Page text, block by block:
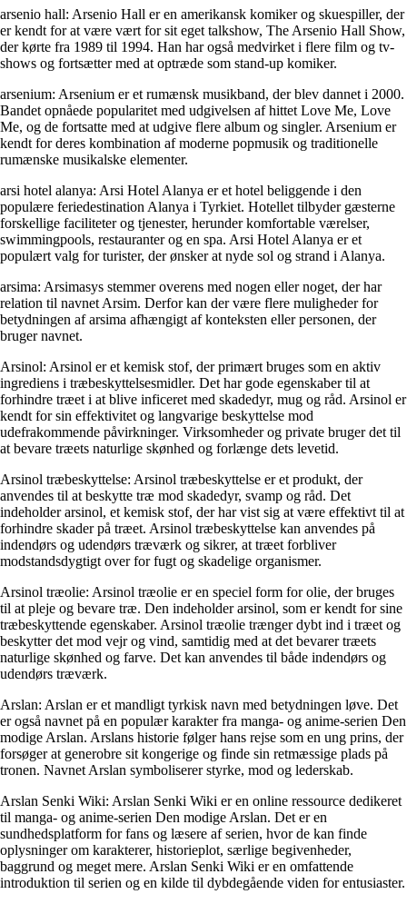
arsenio hall: Arsenio Hall er en amerikansk komiker og skuespiller, der
er kendt for at være vært for sit eget talkshow, The Arsenio Hall Show,
der kørte fra 1989 til 1994. Han har også medvirket i flere film og tv-
shows og fortsætter med at optræde som stand-up komiker.
arsenium: Arsenium er et rumænsk musikband, der blev dannet i 2000.
Bandet opnåede popularitet med udgivelsen af ​​hittet Love Me, Love
Me, og de fortsatte med at udgive flere album og singler. Arsenium er
kendt for deres kombination af moderne popmusik og traditionelle
rumænske musikalske elementer.
arsi hotel alanya: Arsi Hotel Alanya er et hotel beliggende i den
populære feriedestination Alanya i Tyrkiet. Hotellet tilbyder gæsterne
forskellige faciliteter og tjenester, herunder komfortable værelser,
swimmingpools, restauranter og en spa. Arsi Hotel Alanya er et
populært valg for turister, der ønsker at nyde sol og strand i Alanya.
arsima: Arsimasys stemmer overens med nogen eller noget, der har
relation til navnet Arsim. Derfor kan der være flere muligheder for
betydningen af ​​arsima afhængigt af konteksten eller personen, der
bruger navnet.
Arsinol: Arsinol er et kemisk stof, der primært bruges som en aktiv
ingrediens i træbeskyttelsesmidler. Det har gode egenskaber til at
forhindre træet i at blive inficeret med skadedyr, mug og råd. Arsinol er
kendt for sin effektivitet og langvarige beskyttelse mod
udefrakommende påvirkninger. Virksomheder og private bruger det til
at bevare træets naturlige skønhed og forlænge dets levetid.
Arsinol træbeskyttelse: Arsinol træbeskyttelse er et produkt, der
anvendes til at beskytte træ mod skadedyr, svamp og råd. Det
indeholder arsinol, et kemisk stof, der har vist sig at være effektivt til at
forhindre skader på træet. Arsinol træbeskyttelse kan anvendes på
indendørs og udendørs træværk og sikrer, at træet forbliver
modstandsdygtigt over for fugt og skadelige organismer.
Arsinol træolie: Arsinol træolie er en speciel form for olie, der bruges
til at pleje og bevare træ. Den indeholder arsinol, som er kendt for sine
træbeskyttende egenskaber. Arsinol træolie trænger dybt ind i træet og
beskytter det mod vejr og vind, samtidig med at det bevarer træets
naturlige skønhed og farve. Det kan anvendes til både indendørs og
udendørs træværk.
Arslan: Arslan er et mandligt tyrkisk navn med betydningen løve. Det
er også navnet på en populær karakter fra manga- og anime-serien Den
modige Arslan. Arslans historie følger hans rejse som en ung prins, der
forsøger at generobre sit kongerige og finde sin retmæssige plads på
tronen. Navnet Arslan symboliserer styrke, mod og lederskab.
Arslan Senki Wiki: Arslan Senki Wiki er en online ressource dedikeret
til manga- og anime-serien Den modige Arslan. Det er en
sundhedsplatform for fans og læsere af serien, hvor de kan finde
oplysninger om karakterer, historieplot, særlige begivenheder,
baggrund og meget mere. Arslan Senki Wiki er en omfattende
introduktion til serien og en kilde til dybdegående viden for entusiaster.